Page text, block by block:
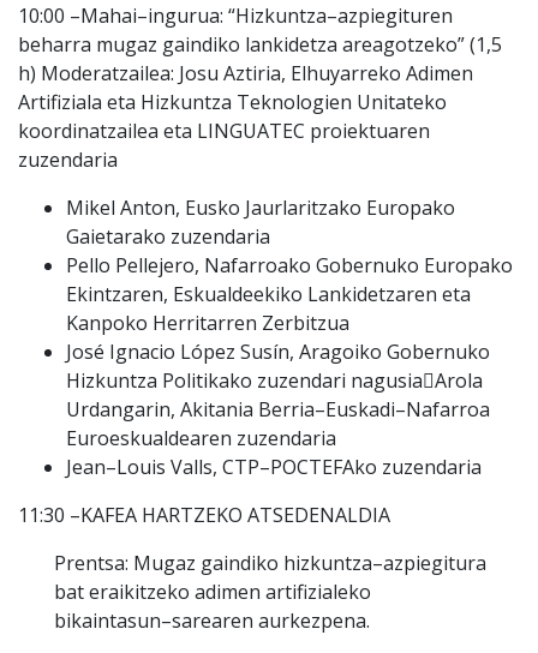
10:00 –Mahai–ingurua: “Hizkuntza–azpiegituren
beharra mugaz gaindiko lankidetza areagotzeko” (1,5
h) Moderatzailea: Josu Aztiria, Elhuyarreko Adimen
Artifiziala eta Hizkuntza Teknologien Unitateko
koordinatzailea eta LINGUATEC proiektuaren
zuzendaria
Mikel Anton, Eusko Jaurlaritzako Europako
Gaietarako zuzendaria
Pello Pellejero, Nafarroako Gobernuko Europako
Ekintzaren, Eskualdeekiko Lankidetzaren eta
Kanpoko Herritarren Zerbitzua
José Ignacio López Susín, Aragoiko Gobernuko
Hizkuntza Politikako zuzendari nagusiaArola
Urdangarin, Akitania Berria–Euskadi–Nafarroa
Euroeskualdearen zuzendaria
Jean–Louis Valls, CTP–POCTEFAko zuzendaria
11:30 –KAFEA HARTZEKO ATSEDENALDIA
Prentsa: Mugaz gaindiko hizkuntza–azpiegitura
bat eraikitzeko adimen artifizialeko
bikaintasun–sarearen aurkezpena.